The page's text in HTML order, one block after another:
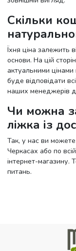
Скільки
Їхня ціна залежить
основи. На цій
актуальними
буде відповідати
наших менеджерів
Чи можна
ліжка із
Так, у нас ви
Черкасах або по
інтернет-магазину.
питань.